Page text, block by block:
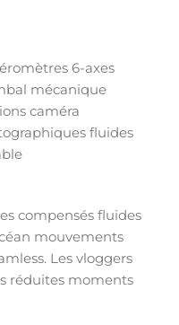
6-axes
mécanique
caméra
fluides
compensés fluides
mouvements
Les vloggers
réduites moments